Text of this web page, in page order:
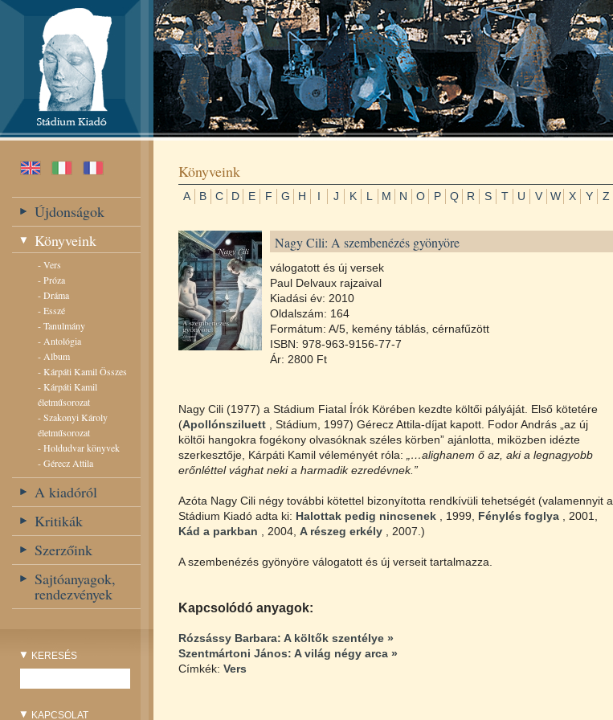
Újdonságok
Könyveink
-Vers
-Próza
-Dráma
-Esszé
-Tanulmány
- Antológia
- Album
-Kárpáti Kamil Összes
-Kárpáti Kamil
életműsorozat
-Szakonyi Károly
életműsorozat
-Holdudvar könyvek
-Gérecz Attila
A kiadóról
Kritikák
Szerzőink
Sajtóanyagok,
rendezvények
KERESÉS
KAPCSOLAT
Könyveink
A B C D E F G H I J K L M N O P Q R S T U V W X Y Z
Nagy Cili: A szembenézés gyönyöre
válogatott és új versek
Paul Delvaux rajzaival
Kiadási év: 2010
Oldalszám: 164
Formátum: A/5, kemény táblás, cérnafűzött
ISBN: 978-963-9156-77-7
Ár: 2800 Ft
Nagy Cili (1977) a Stádium Fiatal Írók Körében kezdte költői pályáját. Első kötetére
(Apollónsziluett , Stádium, 1997) Gérecz Attila-díjat kapott. Fodor András „az új
költői hangokra fogékony olvasóknak széles körben” ajánlotta, miközben idézte
szerkesztője, Kárpáti Kamil véleményét róla:
„…alighanem ő az, aki a legnagyobb
erőnléttel vághat neki a harmadik ezredévnek.”
Azóta Nagy Cili négy további kötettel bizonyította rendkívüli tehetségét (valamennyit a
Stádium Kiadó adta ki: Halottak pedig nincsenek , 1999, Fénylés foglya , 2001,
Kád a parkban , 2004, A részeg erkély , 2007.)
A szembenézés gyönyöre válogatott és új verseit tartalmazza.
Kapcsolódó anyagok:
Rózsássy Barbara: A költők szentélye »
Szentmártoni János: A világ négy arca »
Címkék: Vers